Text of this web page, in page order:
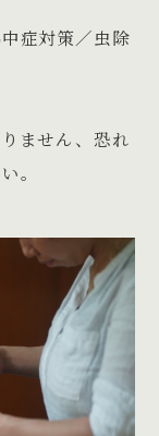
症対策／虫除
ません、恐れ
。